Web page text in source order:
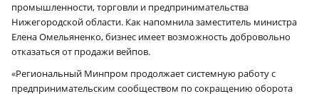
промышленности, торговли и предпринимательства
Нижегородской области. Как напомнила заместитель министра
Елена Омельяненко, бизнес имеет возможность добровольно
отказаться от продажи вейпов.
«Региональный Минпром продолжает системную работу с
предпринимательским сообществом по сокращению оборота